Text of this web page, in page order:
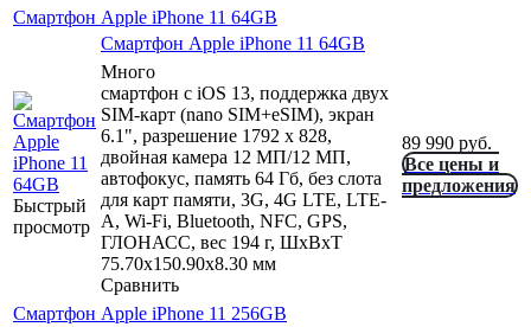
Смартфон Apple iPhone 11 64GB
Быстрый
просмотр
Смартфон Apple iPhone 11 64GB
Много
смартфон с iOS 13, поддержка двух
SIM-карт (nano SIM+eSIM), экран
6.1", разрешение 1792 x 828,
двойная камера 12 МП/12 МП,
автофокус, память 64 Гб, без слота
для карт памяти, 3G, 4G LTE, LTE-
A, Wi-Fi, Bluetooth, NFC, GPS,
ГЛОНАСС, вес 194 г, ШxВxТ
75.70x150.90x8.30 мм
Сравнить
89 990 руб.
Все цены и
предложения
Смартфон Apple iPhone 11 256GB